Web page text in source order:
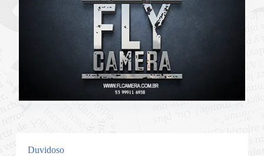
Duvidoso